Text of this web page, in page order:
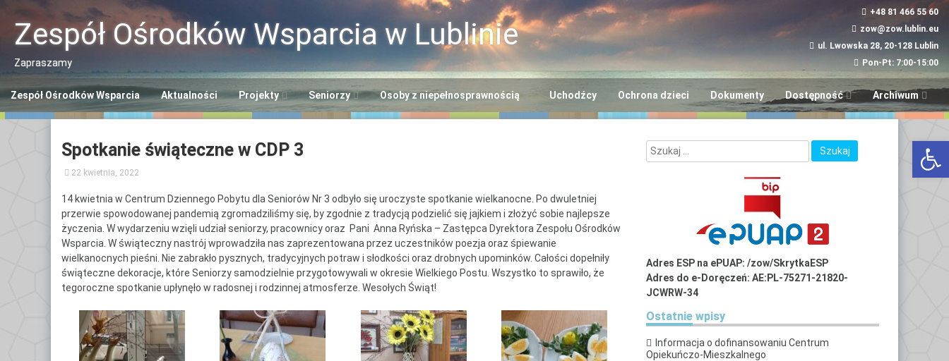
treściZespół Ośrodków Wsparcia w Lublinie
Zapraszamy
+48 81 466 55 60
zow@zow.lublin.eu
ul. Lwowska 28, 20-128 Lublin
Pon-Pt: 7:00-15:00
Zespół Ośrodków Wsparcia Aktualności Projekty
Seniorzy ASY”
Opaska SOS dla Seniora
Polityka Senioralna EFS
+
Seniorzy
Seniorów
Centrum Dziennego
Pobytu nr 2
Centrum Dziennego
Pobytu nr 3
Centrum Dziennego
Osoby z niepełnosprawnością
Adaptacyjny
Ośrodek Wsparcia dla
Osób z
Niepełnosprawnością
“Benjamin”
Uchodźcy Ochrona dzieci Dokumenty Dostępność
dostępności
Archiwum
LUBinclusiON
Spotkanie świąteczne w CDP 3
22 kwietnia, 2022
14 kwietnia w Centrum Dziennego Pobytu dla Seniorów Nr 3 odbyło się uroczyste spotkanie wielkanocne. Po dwuletniej
przerwie spowodowanej pandemią zgromadziliśmy się, by zgodnie z tradycją podzielić się jajkiem i złożyć sobie najlepsze
życzenia. W wydarzeniu wzięli udział seniorzy, pracownicy oraz Pani Anna Ryńska – Zastępca Dyrektora Zespołu Ośrodków
Wsparcia. W świąteczny nastrój wprowadziła nas zaprezentowana przez uczestników poezja oraz śpiewanie
wielkanocnych pieśni. Nie zabrakło pysznych, tradycyjnych potraw i słodkości oraz drobnych upominków. Całości dopełniły
świąteczne dekoracje, które Seniorzy samodzielnie przygotowywali w okresie Wielkiego Postu. Wszystko to sprawiło, że
tegoroczne spotkanie upłynęło w radosnej i rodzinnej atmosferze. Wesołych Świąt!
Adres ESP na ePUAP: /zow/SkrytkaESP
Adres do e-Doręczeń: AE:PL-75271-21820-
JCWRW-34
Ostatnie wpisy
Informacja o dofinansowaniu Centrum
Opiekuńczo-Mieszkalnego